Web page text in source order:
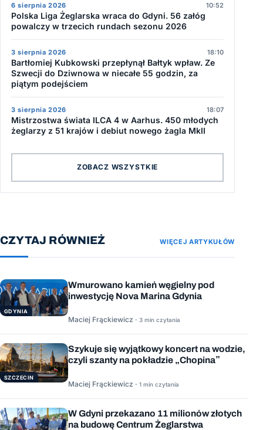
6 sierpnia 2026 10:52
Polska Liga Żeglarska wraca do Gdyni. 56 załóg
powalczy w trzecich rundach sezonu 2026
3 sierpnia 2026 18:10
Bartłomiej Kubkowski przepłynął Bałtyk wpław. Ze
Szwecji do Dziwnowa w niecałe 55 godzin, za
piątym podejściem
3 sierpnia 2026 18:07
Mistrzostwa świata ILCA 4 w Aarhus. 450 młodych
żeglarzy z 51 krajów i debiut nowego żagla MkII
ZOBACZ WSZYSTKIE
CZYTAJ RÓWNIEŻ WIĘCEJ ARTYKUŁÓW
GDYNIA
Wmurowano kamień węgielny pod
inwestycję Nova Marina Gdynia
Maciej Frąckiewicz · 3 min czytania
SZCZECIN
Szykuje się wyjątkowy koncert na wodzie,
czyli szanty na pokładzie „Chopina”
Maciej Frąckiewicz · 1 min czytania
W Gdyni przekazano 11 milionów złotych
na budowę Centrum Żeglarstwa